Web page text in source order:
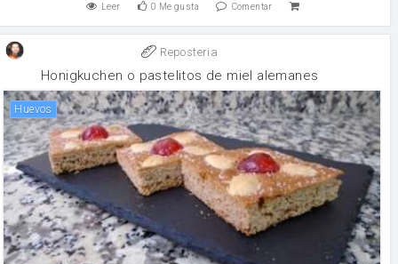
Leer 0 Me gusta Comentar
Reposteria
Honigkuchen o pastelitos de miel alemanes
huevos